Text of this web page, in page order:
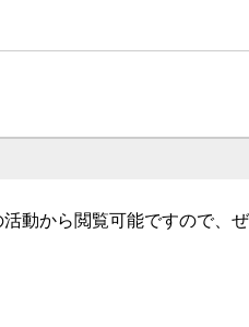
動から閲覧可能ですので、ぜ